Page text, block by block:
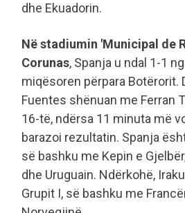
dhe Ekuadorin.
Në stadiumin 'Municipal de
Corunas, Spanja u ndal 1-1
miqësoren përpara Botërorit.
Fuentes shënuan me Ferran
16-të, ndërsa 11 minuta më
barazoi rezultatin. Spanja
së bashku me Kepin e
dhe Uruguain. Ndërkohë,
Grupit I, së bashku me